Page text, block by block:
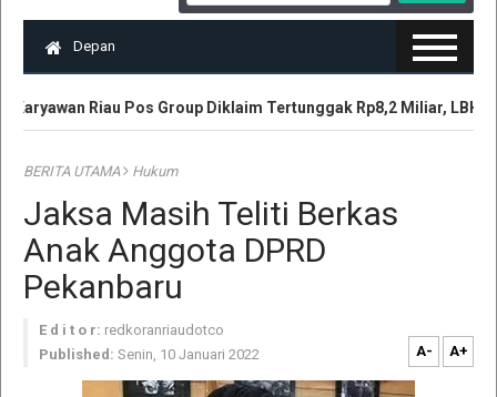
Depan
Riau Pos Group Diklaim Tertunggak Rp8,2 Miliar, LBH
BERITA UTAMA Hukum
Jaksa Masih Teliti Berkas
Anak Anggota DPRD
Pekanbaru
E d i t o r: redkoranriaudotco
Published: Senin, 10 Januari 2022 A- A+